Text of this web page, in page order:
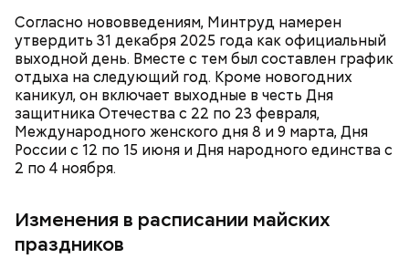
Согласно нововведениям, Минтруд намерен
утвердить 31 декабря 2025 года как официальный
выходной день. Вместе с тем был составлен график
отдыха на следующий год. Кроме новогодних
каникул, он включает выходные в честь Дня
защитника Отечества с 22 по 23 февраля,
Международного женского дня 8 и 9 марта, Дня
России с 12 по 15 июня и Дня народного единства с
2 по 4 ноября.
Изменения в расписании майских
праздников
Спагетти из кабачков
— В дыне содержится много сахара, который
продукты и напитки, которые
выводят токсины из организма
Чистит сосуды и защищает от
рака: чем полезен кресс-салат